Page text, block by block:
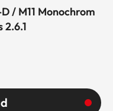
/ M11 Monochrom
2.6.1